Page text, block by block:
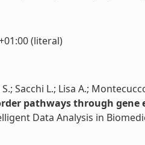
(literal)
Sacchi L.; Lisa A.;
pathways through gene
Data Analysis in